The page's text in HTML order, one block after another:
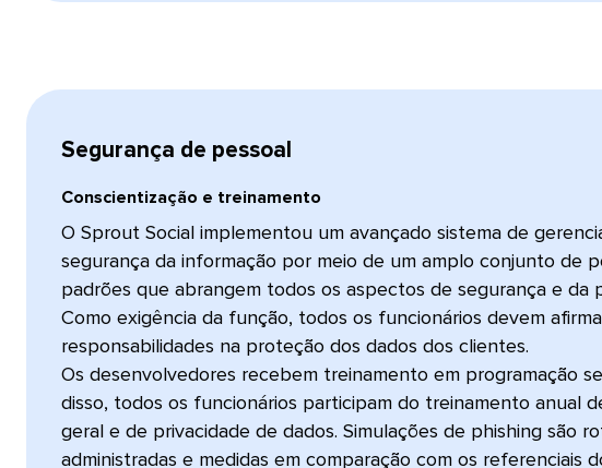
Segurança de pessoal​​
Conscientização e treinamento​​
O Sprout Social implementou um avançado sistema de
segurança da informação por meio de um amplo conjunto de
padrões que abrangem todos os aspectos de segurança e da
Como exigência da função, todos os funcionários devem
responsabilidades na proteção dos dados dos clientes.
Os desenvolvedores recebem treinamento em programação
disso, todos os funcionários participam do treinamento anual
geral e de privacidade de dados. Simulações de phishing são
administradas e medidas em comparação com os referenciais